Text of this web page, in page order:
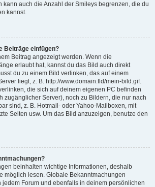
kann auch die Anzahl der Smileys begrenzen, die du
kannst.
Beiträge einfügen?
Beitrag angezeigt werden. Wenn die
erlaubt hat, kannst du das Bild auch direkt
du zu einem Bild verlinken, das auf einem
liegt, z. B. http://www.domain.tld/mein-bild.gif.
die sich auf deinem eigenen PC befinden
zugänglicher Server), noch zu Bildern, die nur nach
sind, z. B. Hotmail- oder Yahoo-Mailboxen, mit
Seiten usw. Um das Bild anzuzeigen, benutze den
beinhalten wichtige Informationen, deshalb
möglich lesen. Globale Bekanntmachungen
Forum und ebenfalls in deinem persönlichen